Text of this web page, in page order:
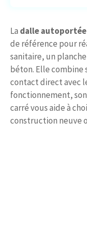
La dalle autoportée
de référence pour
sanitaire, un
béton. Elle
contact direct avec
fonctionnement,
carré vous aide à
construction neuve